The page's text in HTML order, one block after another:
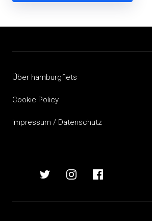
Über hamburgfiets
Cookie Policy
Impressum / Datenschutz
hamburgfietshamburgfiets
auf
hamburgfiets
auf
hamburgfiets
auf